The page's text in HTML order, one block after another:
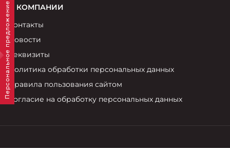
О КОМПАНИИ
Контакты
Новости
Реквизиты
Политика обработки персональных данных
Правила пользования сайтом
Согласие на обработку персональных данных
Персональное предложение